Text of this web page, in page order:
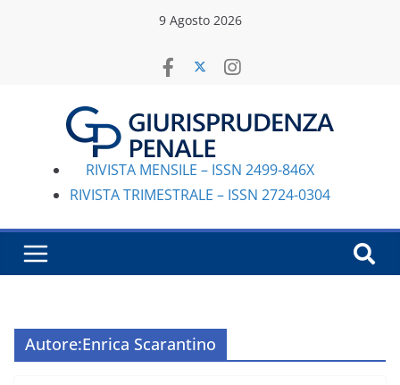
9 Agosto 2026
RIVISTA MENSILE – ISSN 2499-846X
RIVISTA TRIMESTRALE – ISSN 2724-0304
Autore:Enrica Scarantino